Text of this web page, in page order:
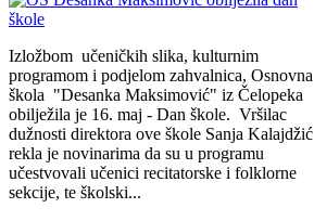
Izložbom učeničkih slika, kulturnim
programom i podjelom zahvalnica, Osnovna
škola "Desanka Maksimović" iz Čelopeka
obilježila je 16. maj - Dan škole. Vršilac
dužnosti direktora ove škole Sanja Kalajdžić
rekla je novinarima da su u programu
učestvovali učenici recitatorske i folklorne
sekcije, te školski...